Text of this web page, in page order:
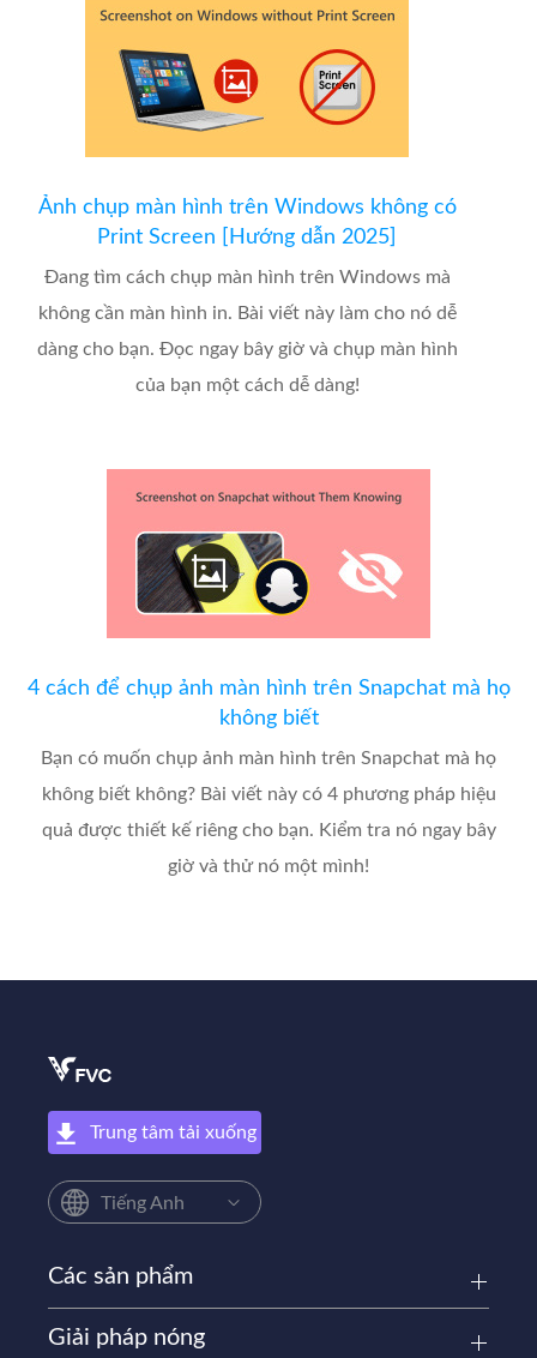
Ảnh chụp màn hình trên Windows không có
Print Screen [Hướng dẫn 2025]
Đang tìm cách chụp màn hình trên Windows mà
không cần màn hình in. Bài viết này làm cho nó dễ
dàng cho bạn. Đọc ngay bây giờ và chụp màn hình
của bạn một cách dễ dàng!
4 cách để chụp ảnh màn hình trên Snapchat mà họ
không biết
Bạn có muốn chụp ảnh màn hình trên Snapchat mà họ
không biết không? Bài viết này có 4 phương pháp hiệu
quả được thiết kế riêng cho bạn. Kiểm tra nó ngay bây
giờ và thử nó một mình!
Trung tâm tải xuống
Tiếng Anh
Các sản phẩm
Giải pháp nóng